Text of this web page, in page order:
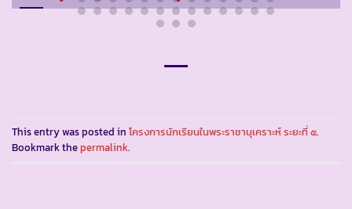
This entry was posted in โครงการนักเรียนในพระราชานุเคราะห์ ระยะที่ ๕.
Bookmark thepermalink.